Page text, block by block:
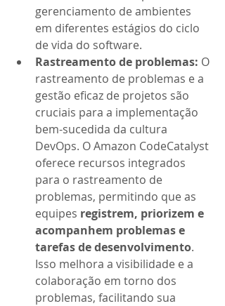
gerenciamento de ambientes
em diferentes estágios do ciclo
de vida do software.
Rastreamento de problemas: O
rastreamento de problemas e a
gestão eficaz de projetos são
cruciais para a implementação
bem-sucedida da cultura
DevOps. O Amazon CodeCatalyst
oferece recursos integrados
para o rastreamento de
problemas, permitindo que as
equipes registrem, priorizem e
acompanhem problemas e
tarefas de desenvolvimento.
Isso melhora a visibilidade e a
colaboração em torno dos
problemas, facilitando sua